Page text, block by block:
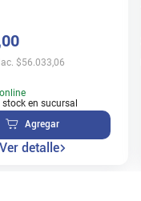
00
$56.033,06
en sucursal
Agregar
Ver detalle